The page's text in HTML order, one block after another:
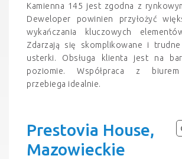
Kamienna 145 jest zgodna z
Deweloper powinien przyłożyć
wykańczania kluczowych
Zdarzają się skomplikowane i
usterki. Obsługa klienta jest na
poziomie. Współpraca z
przebiega idealnie.
Prestovia House,
Mazowieckie